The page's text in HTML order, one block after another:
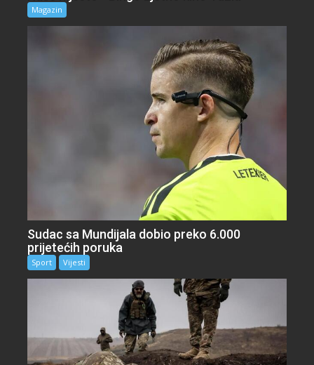
Magazin
Sudac sa Mundijala dobio preko 6.000
prijetećih poruka
Sport Vijesti